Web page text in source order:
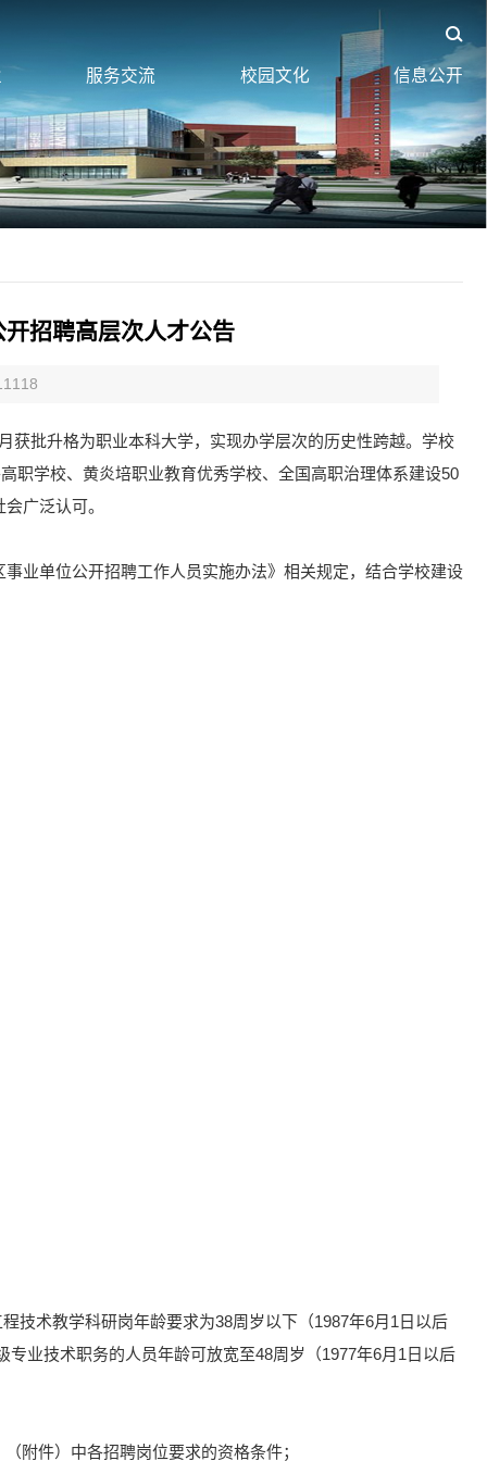
服务交流 校园文化 信息公开
招聘高层次人才公告
获批升格为职业本科大学，实现办学层次的历史性跨越。学校
职学校、黄炎培职业教育优秀学校、全国高职治理体系建设50
广泛认可。
业单位公开招聘工作人员实施办法》相关规定，结合学校建设
技术教学科研岗年龄要求为38周岁以下（1987年6月1日以后
业技术职务的人员年龄可放宽至48周岁（1977年6月1日以后
附件）中各招聘岗位要求的资格条件；